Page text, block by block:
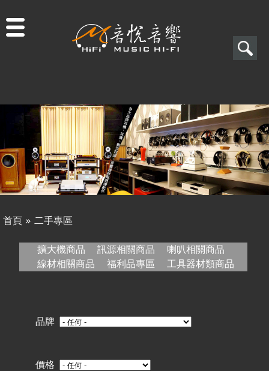
搜
表
單
搜
尋
商品一覽
二手專區
視聽專欄
購物須知
視聽室預約
您
在
首頁 » 二手專區
擴大機商品 訊源相關商品
喇叭相關商品
線材相關商品
福利品專區 工具器材類商品
品牌
價格